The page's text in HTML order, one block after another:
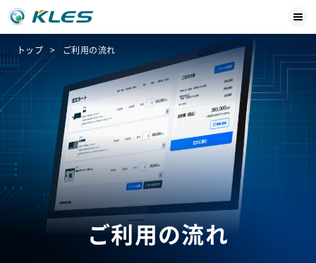
トップ ご利用の流れ
ご利用の流れ